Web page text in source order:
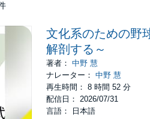
文化系のための野
解剖する～
著者： 中野 慧
ナレーター： 中野 慧
再生時間： 8 時間 52 分
配信日： 2026/07/31
言語： 日本語